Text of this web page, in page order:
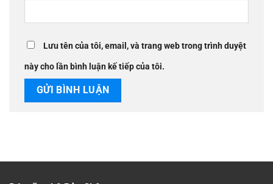
Lưu tên của tôi, email, và trang web trong trình duyệt
này cho lần bình luận kế tiếp của tôi.